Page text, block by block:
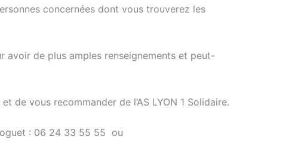
concernées dont vous trouverez les
avoir de plus amples renseignements et peut-
de vous recommander de l’AS LYON 1 Solidaire.
: 06 24 33 55 55 ou